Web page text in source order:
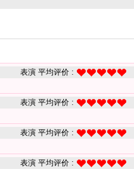
表演 平均评价 :
表演 平均评价 :
表演 平均评价 :
表演 平均评价 :